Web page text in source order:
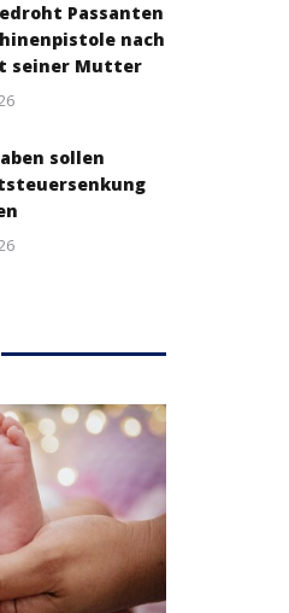
Passanten
nach
seiner Mutter
sollen